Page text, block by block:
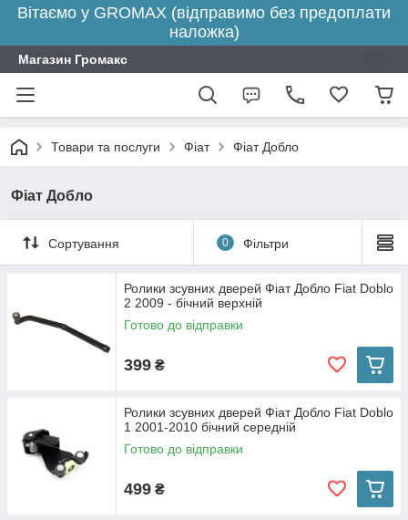
Вітаємо у GROMAX (відправимо без предоплати
наложка)
Магазин Громакс
Товари та послуги Фіат Фіат Добло
Фіат Добло
Сортування 0 Фільтри
Ролики зсувних дверей Фіат Добло Fiat Doblo
2 2009 - бічний верхній
Готово до відправки
399 ₴
Ролики зсувних дверей Фіат Добло Fiat Doblo
1 2001-2010 бічний середній
Готово до відправки
499 ₴